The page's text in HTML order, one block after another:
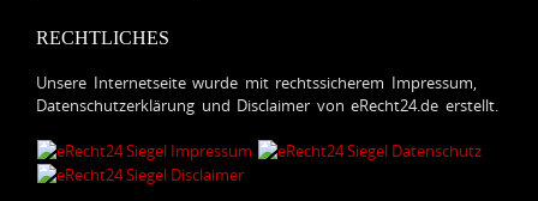
RECHTLICHES
Unsere Internetseite wurde mit rechtssicherem Impressum,
Datenschutzerklärung und Disclaimer von eRecht24.de erstellt.